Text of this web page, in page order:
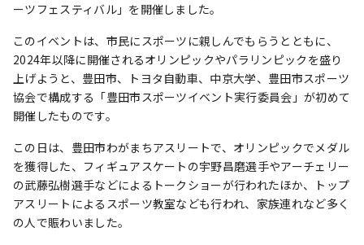
ーツフェスティバル」を開催しました。
このイベントは、市民にスポーツに親しんでもらうとともに、
2024年以降に開催されるオリンピックやパラリンピックを盛り
上げようと、豊田市、トヨタ自動車、中京大学、豊田市スポーツ
協会で構成する「豊田市スポーツイベント実行委員会」が初めて
開催したものです。
この日は、豊田市わがまちアスリートで、オリンピックでメダル
を獲得した、フィギュアスケートの宇野昌磨選手やアーチェリー
の武藤弘樹選手などによるトークショーが行われたほか、トップ
アスリートによるスポーツ教室なども行われ、家族連れなど多く
の人で賑わいました。